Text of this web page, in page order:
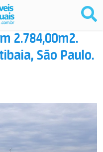
2.784,00m2.
São Paulo.